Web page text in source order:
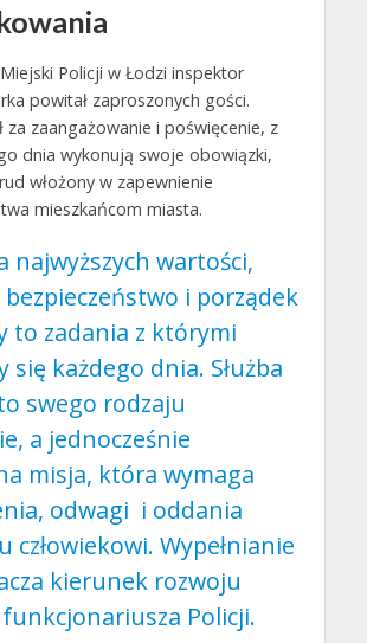
Policji w Łodzi inspektor
powitał zaproszonych gości.
za zaangażowanie i poświęcenie, z
dnia wykonują swoje obowiązki,
włożony w zapewnienie
mieszkańcom miasta.
najwyższych wartości,
i porządek
to zadania z którymi
się każdego dnia. Służba
swego rodzaju
a jednocześnie
misja, która wymaga
odwagi i oddania
człowiekowi. Wypełnianie
kierunek rozwoju
Policji.